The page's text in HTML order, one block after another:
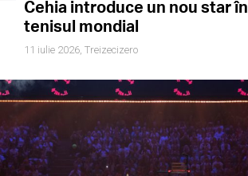
Cehia introduce un nou star în
tenisul mondial
11 iulie 2026, Treizecizero